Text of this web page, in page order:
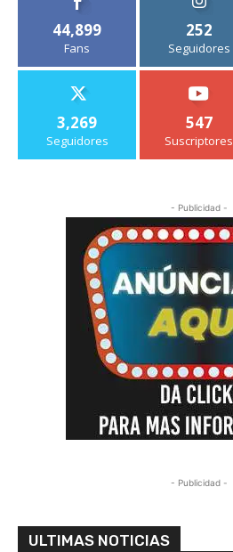
44,899
Fans
252
Seguidores
3,269
Seguidores
547
Suscriptores
- Publicidad -
- Publicidad -
ULTIMAS NOTICIAS